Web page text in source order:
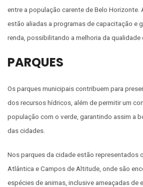
entre a população carente de Belo
estão aliadas a programas de capacitação e
renda, possibilitando a melhoria da qualidade
PARQUES
Os parques municipais contribuem para
dos recursos hídricos, além de permitir um
população com o verde, garantindo assim a
das cidades.
Nos parques da cidade estão representados
Atlântica e Campos de Altitude, onde são
espécies de animas, inclusive ameaçadas de